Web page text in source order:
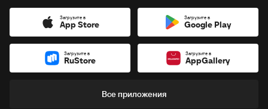
Загрузите в
App Store
Загрузите в
Google Play
Загрузите в
RuStore
Загрузите в
AppGallery
Все приложения